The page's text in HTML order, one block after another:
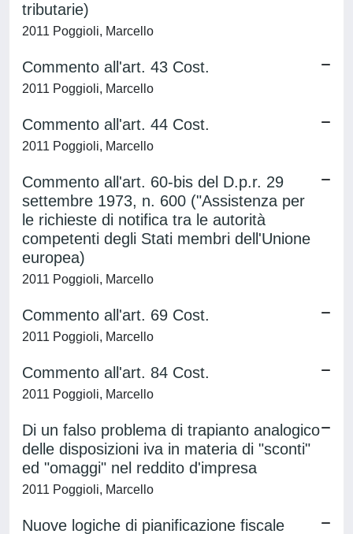
tributarie)
2011 Poggioli, Marcello
Commento all'art. 43 Cost.
2011 Poggioli, Marcello
Commento all'art. 44 Cost.
2011 Poggioli, Marcello
Commento all'art. 60-bis del D.p.r. 29
settembre 1973, n. 600 ("Assistenza per
le richieste di notifica tra le autorità
competenti degli Stati membri dell'Unione
europea)
2011 Poggioli, Marcello
Commento all'art. 69 Cost.
2011 Poggioli, Marcello
Commento all'art. 84 Cost.
2011 Poggioli, Marcello
Di un falso problema di trapianto analogico
delle disposizioni iva in materia di "sconti"
ed "omaggi" nel reddito d'impresa
2011 Poggioli, Marcello
Nuove logiche di pianificazione fiscale